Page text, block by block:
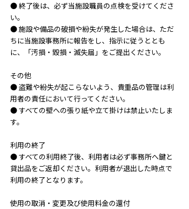
● 終了後は、必ず当施設職員の点検を受けてくださ
い。
● 施設や備品の破損や紛失が発生した場合は、ただ
ちに当施設事務所に報告をし、指示に従うととも
に、「汚損・毀損・滅失届」をご提出ください。
その他
● 盗難や紛失が起こらないよう、貴重品の管理は利
用者の責任において行ってください。
● すべての壁への張り紙や立て掛けは禁止いたしま
す。
利用の終了
● すべての利用終了後、利用者は必ず事務所へ鍵と
貸出品をご返却ください。利用者が退出した時点で
利用の終了となります。
使用の取消・変更及び使用料金の還付